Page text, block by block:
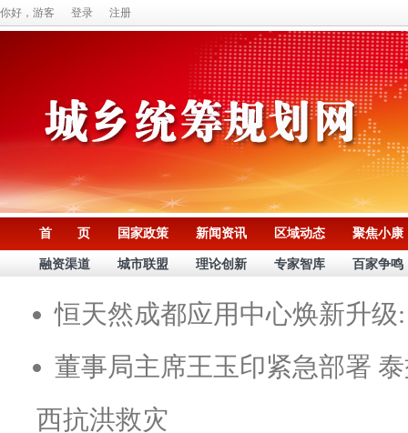
你好，游客 登录 注册
首 页 国家政策 新闻资讯 区域动态 聚焦小康
融资渠道 城市联盟 理论创新 专家智库 百家争鸣
恒天然成都应用中心焕新升
董事局主席王玉印紧急部署
西抗洪救灾